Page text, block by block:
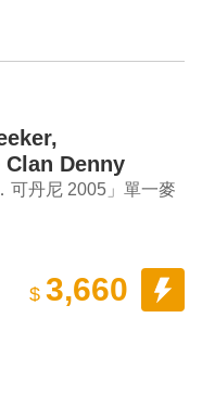
Denny
Scotch
可丹尼 2005」單一麥
$ 3,660